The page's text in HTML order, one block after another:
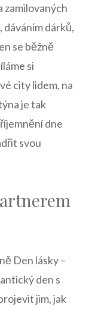
zamilovaných
dáváním ‍dárků,
se ​běžně
si​
city⁢ lidem, ⁢na
⁢je tak
dne
svou
Den lásky‌ –
den s
jim, jak